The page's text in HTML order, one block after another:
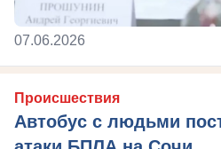
07.06.2026
Происшествия
Автобус с людьми